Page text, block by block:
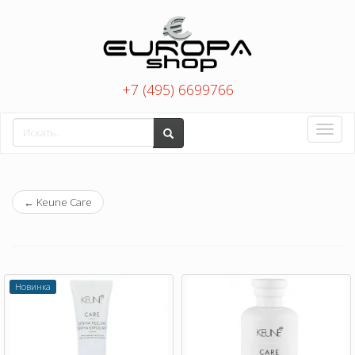
+7 (495) 6699766
Toggle
← Keune Care
Новинка